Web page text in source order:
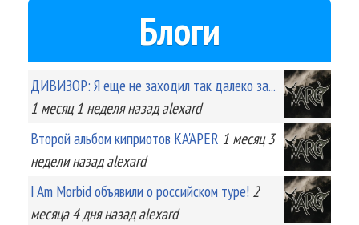
Блоги
ДИВИЗОР: Я еще не заходил так далеко за...
1 месяц 1 неделяназад alexard
Второй альбом киприотов KA'APER 1 месяц 3
неделиназад alexard
I Am Morbid объявили о российском туре! 2
месяца 4 дняназад alexard